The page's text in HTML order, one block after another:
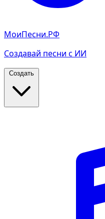
МоиПесни.РФ
Создавай песни с ИИ
Создать